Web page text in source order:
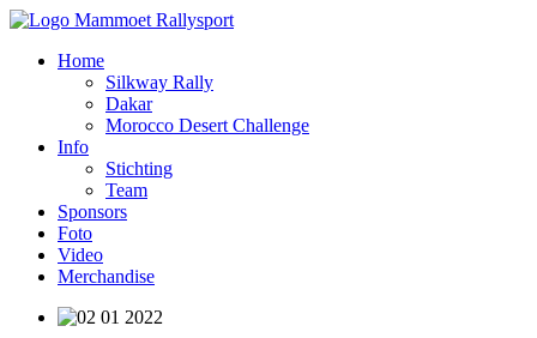
Home
Silkway Rally
Dakar
Morocco Desert Challenge
Info
Stichting
Team
Sponsors
Foto
Video
Merchandise